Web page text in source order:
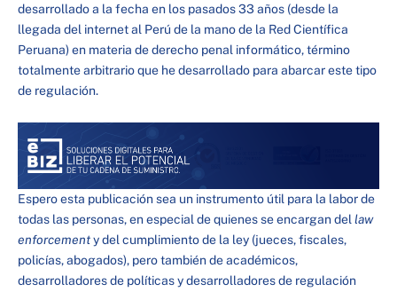
desarrollado a la fecha en los pasados 33 años (desde la
llegada del internet al Perú de la mano de la Red Científica
Peruana) en materia de derecho penal informático, término
totalmente arbitrario que he desarrollado para abarcar este tipo
de regulación.
Espero esta publicación sea un instrumento útil para la labor de
todas las personas, en especial de quienes se encargan dellaw
enforcementy del cumplimiento de la ley (jueces, fiscales,
policías, abogados), pero también de académicos,
desarrolladores de políticas y desarrolladores de regulación